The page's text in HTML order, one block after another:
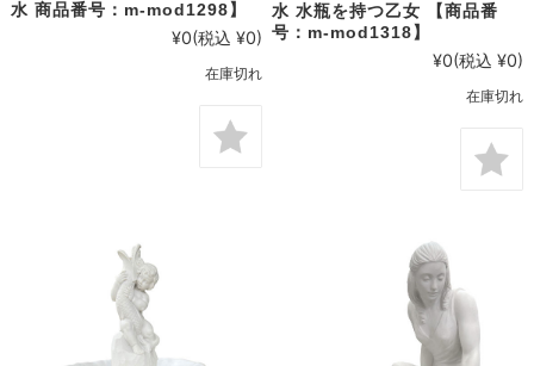
水 商品番号：m-mod1298】
¥0(税込 ¥0)
在庫切れ
水 水瓶を持つ乙女 【商品番
号：m-mod1318】
¥0(税込 ¥0)
在庫切れ